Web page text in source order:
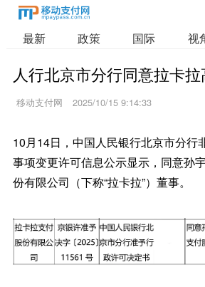
最新 政策 国际 视
人行北京市分行同意拉卡
移动支付网 2025/10/15 9:14:33
10月14日，中国人民银行北京市分行
事项变更许可信息公示显示，同意孙
份有限公司（下称“拉卡拉”）董事。